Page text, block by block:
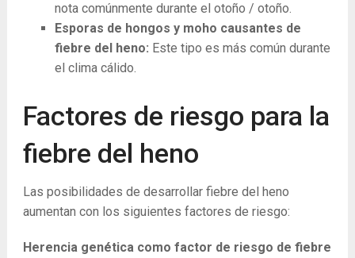
nota comúnmente durante el otoño / otoño.
Esporas de hongos y moho causantes de
fiebre del heno: Este tipo es más común durante
el clima cálido.
Factores de riesgo para la
fiebre del heno
Las posibilidades de desarrollar fiebre del heno
aumentan con los siguientes factores de riesgo:
Herencia genética como factor de riesgo de fiebre